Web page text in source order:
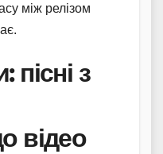
між релізом
пісні з
відео